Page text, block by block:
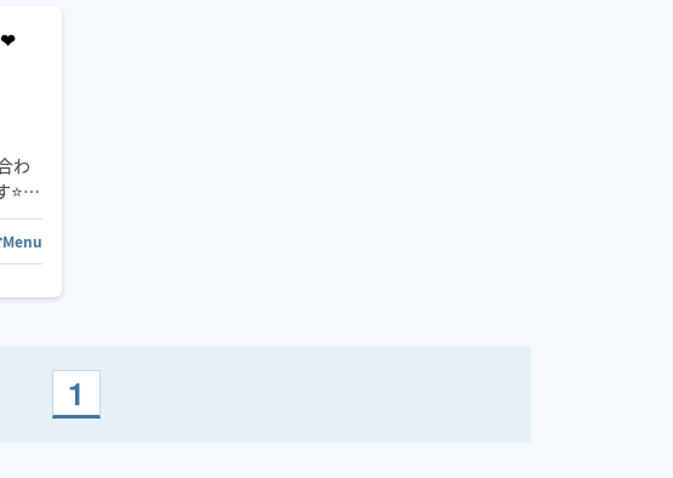
❤︎
わ
⭐️
🥰
。
り
Menu
1